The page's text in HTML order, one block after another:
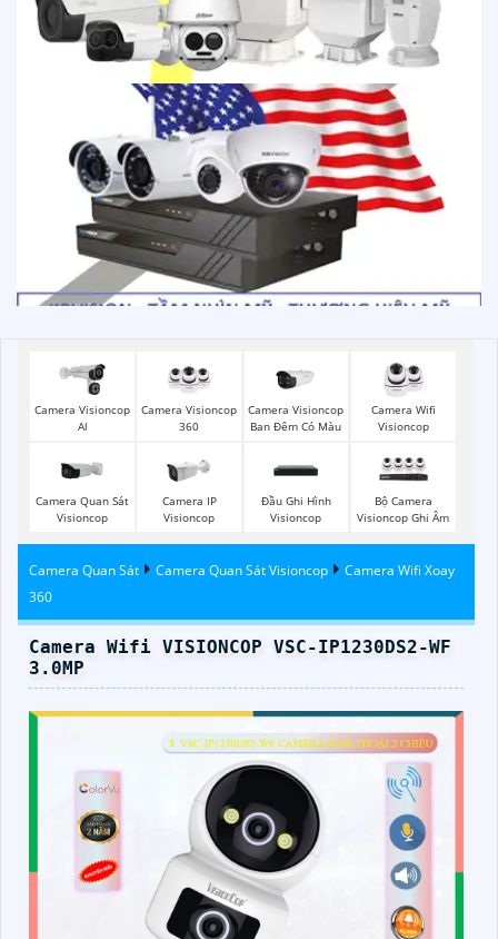
Camera Visioncop
Al
Camera Visioncop
360
Camera Visioncop
Ban Đêm Có Màu
Camera Wifi
Visioncop
Camera Quan Sát
Visioncop
Camera IP
Visioncop
Đầu Ghi Hình
Visioncop
Bộ Camera
Visioncop Ghi Âm
Camera Quan Sát Camera Quan Sát Visioncop
Camera Wifi Xoay
360
Camera Wifi VISIONCOP VSC-IP1230DS2-WF
3.0MP